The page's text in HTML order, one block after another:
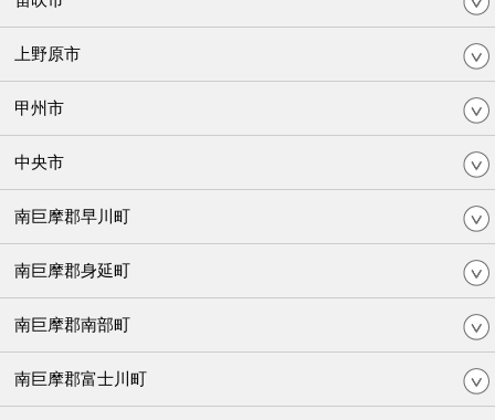
上野原市
甲州市
中央市
南巨摩郡早川町
南巨摩郡身延町
南巨摩郡南部町
南巨摩郡富士川町